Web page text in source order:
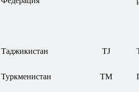
Таджикистан TJ
Туркменистан TM